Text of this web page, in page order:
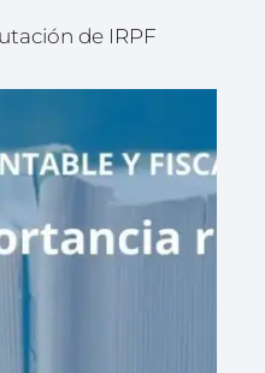
de IRPF